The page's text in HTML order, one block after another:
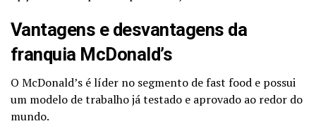
Vantagens e desvantagens da
franquia McDonald’s
O McDonald’s é líder no segmento de fast food e possui
um modelo de trabalho já testado e aprovado ao redor do
mundo.